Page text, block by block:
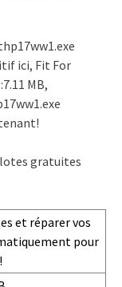
ici, Fit For
MB,
gratuites
et réparer vos
pour